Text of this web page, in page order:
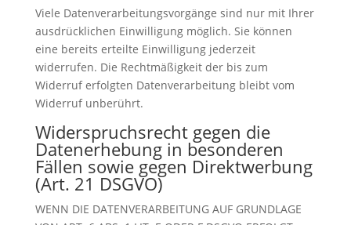
Viele Datenverarbeitungsvorgänge sind nur mit Ihrer
ausdrücklichen Einwilligung möglich. Sie können
eine bereits erteilte Einwilligung jederzeit
widerrufen. Die Rechtmäßigkeit der bis zum
Widerruf erfolgten Datenverarbeitung bleibt vom
Widerruf unberührt.
Widerspruchsrecht gegen die
Datenerhebung in besonderen
Fällen sowie gegen Direktwerbung
(Art. 21 DSGVO)
WENN DIE DATENVERARBEITUNG AUF GRUNDLAGE